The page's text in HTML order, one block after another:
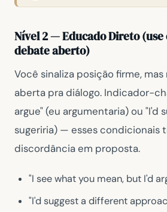
Nível 2 — Educado Direto
debate aberto)
Você sinaliza posição firme,
aberta pra diálogo. Indicador-
argue"(eu argumentaria) ou "I'd
sugeriria) — esses condicionais
discordância em proposta.
"I see what you mean, but I'd
"I'd suggest a different